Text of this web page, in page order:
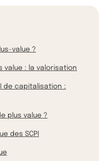
value ?
value : la valorisation
de capitalisation :
plus value ?
des SCPI